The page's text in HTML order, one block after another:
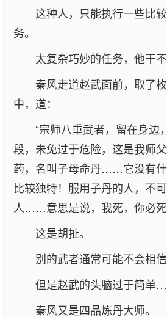
这种人，只能执行一些比
务。
太复杂巧妙的任务，他干不
秦风走道赵武面前，取了
中，道：
“宗师八重武者，留在身边
段，未免过于危险，这是我师
药，名叫子母命丹……它没有
比较独特！服用子丹的人，不
人……意思是说，我死，你必死
这是胡扯。
别的武者通常可能不会相信
但是赵武的头脑过于简单
秦风又是四品炼丹大师。